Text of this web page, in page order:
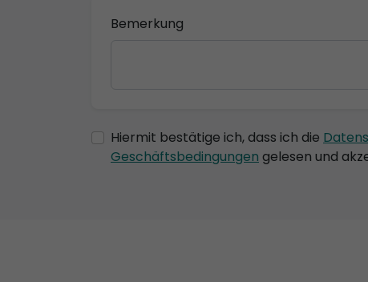
Bemerkung
Hiermit bestätige ich, dass ich die
Geschäftsbedingungen gelesen und